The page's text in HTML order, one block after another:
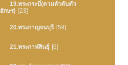
19.พระกระบี่(ตามลำดับตัว
อักษร) [23]
20.พระกาญจนบุรี [59]
21.พระกาฬสินธุ์ [6]